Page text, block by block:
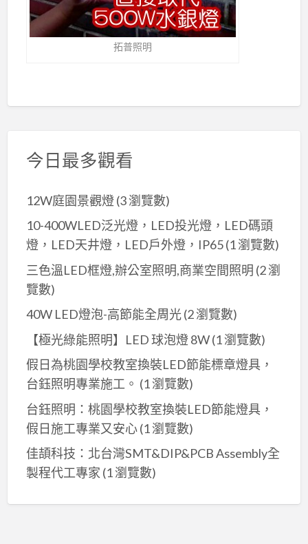
拓普照明
今日最多觀看
12W庭園景觀燈(3 瀏覽數)
10-400WLED泛光燈，LED投光燈，LED碼頭
燈，LED天井燈，LED戶外燈，IP65(1 瀏覽數)
三色溫LED框燈,辦公室照明,商業空間照明 (2 瀏
覽數)
40W LED燈泡-高節能全周光(2 瀏覽數)
【極光綠能照明】LED 球泡燈 8W(1 瀏覽數)
假日為桃園學校教室換裝LED節能標章燈具，
台鈺照明專業施工。 (1 瀏覽數)
台鈺照明：桃園學校教室換裝LED節能燈具，
假日施工專業又安心(1 瀏覽數)
佳頡科技：北台灣SMT&DIP&PCB Assembly全
製程代工專家 (1 瀏覽數)